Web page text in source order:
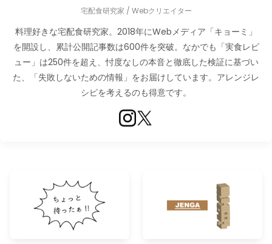
宅配食研究家 / Webクリエイター
料理好きな宅配食研究家。2018年にWebメディア「キョーミ」
を開設し、累計公開記事数は600件を突破。なかでも「実食レビ
ュー」は250件を超え、忖度なしの本音と徹底した検証に基づい
た、「失敗しないための情報」をお届けしています。アレンジレ
シピを考えるのも得意です。